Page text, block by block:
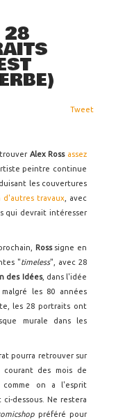
28
Tweet
Alex Ross assez
peintre continue
les couvertures
d'autres travaux , avec
qui devrait intéresser
Ross signe en
"timeless", avec 28
des Idées, dans l'idée
les 80 années
les 28 portraits ont
murale dans les
pourra retrouver sur
des mois de
on a l'esprit
dessous. Ne restera
préféré pour